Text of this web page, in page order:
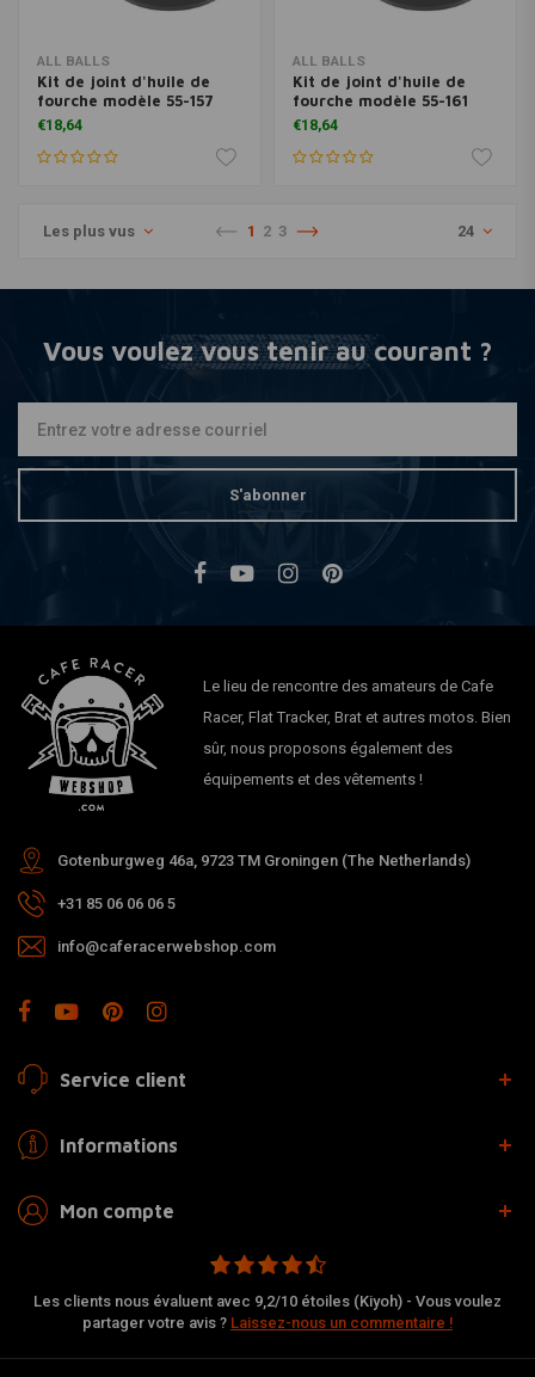
ALL BALLS
Kit de joint d'huile de
fourche modèle 55-157
€18,64
ALL BALLS
Kit de joint d'huile de
fourche modèle 55-161
€18,64
Les plus vus 1 2 3 24
Vous voulez vous tenir au courant ?
S'abonner
Le lieu de rencontre des amateurs de Cafe
Racer, Flat Tracker, Brat et autres motos. Bien
sûr, nous proposons également des
équipements et des vêtements !
Gotenburgweg 46a, 9723 TM Groningen (The Netherlands)
+31 85 06 06 06 5
info@caferacerwebshop.com
Service client
Informations
Mon compte
Les clients nous évaluent avec 9,2/10 étoiles (Kiyoh) - Vous voulez
partager votre avis ? Laissez-nous un commentaire !